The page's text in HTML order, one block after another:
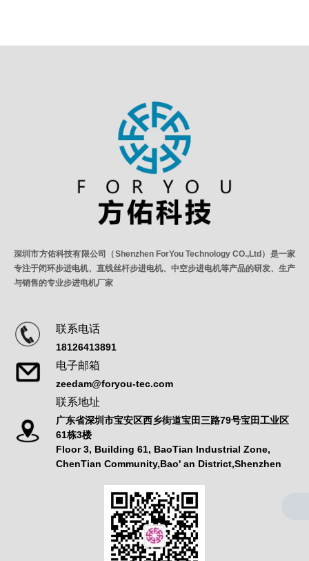
深圳市方佑科技有限公司（Shenzhen ForYou Technology CO.,Ltd）是一家
专注于闭环步进电机、直线丝杆步进电机、中空步进电机等产品的研发、生产
与销售的专业步进电机厂家
联系电话
18126413891
电子邮箱
zeedam@foryou-tec.com
联系地址
广东省深圳市宝安区西乡街道宝田三路79号宝田工业区
61栋3楼
Floor 3, Building 61, BaoTian Industrial Zone,
ChenTian Community,Bao' an District,Shenzhen